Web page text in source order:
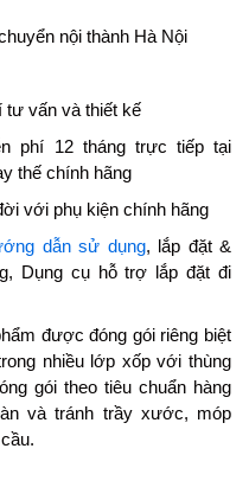
nội thành Hà Nội
tư vấn và thiết kế
phí 12 tháng trực tiếp tại
thế chính hãng
với phụ kiện chính hãng
dẫn sử dụng, lắp đặt &
Dụng cụ hỗ trợ lắp đặt đi
được đóng gói riêng biệt
nhiều lớp xốp với thùng
gói theo tiêu chuẩn hàng
và tránh trầy xước, móp